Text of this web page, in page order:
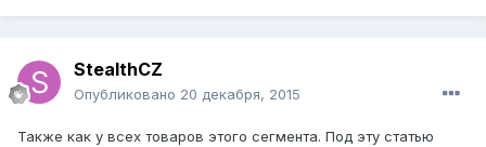
StealthCZ
Опубликовано 20 декабря, 2015
Также как у всех товаров этого сегмента. Под эту статью